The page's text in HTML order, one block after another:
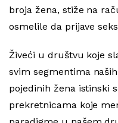
broja žena, stiže na
osmelile da prijave
Živeći u društvu koje
svim segmentima
pojedinih žena istinski
prekretnicama koje